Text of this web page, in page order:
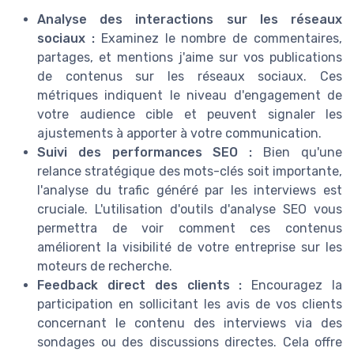
Analyse des interactions sur les réseaux
sociaux :Examinez le nombre de commentaires,
partages, et mentions j'aime sur vos publications
de contenus sur les réseaux sociaux. Ces
métriques indiquent le niveau d'engagement de
votre audience cible et peuvent signaler les
ajustements à apporter à votre communication.
Suivi des performances SEO : Bien qu'une
relance stratégique des mots-clés soit importante,
l'analyse du trafic généré par les interviews est
cruciale. L'utilisation d'outils d'analyse SEO vous
permettra de voir comment ces contenus
améliorent la visibilité de votre entreprise sur les
moteurs de recherche.
Feedback direct des clients : Encouragez la
participation en sollicitant les avis de vos clients
concernant le contenu des interviews via des
sondages ou des discussions directes. Cela offre